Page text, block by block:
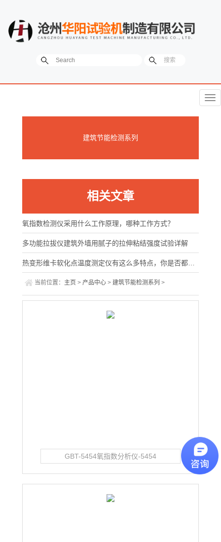
菜
建筑节能检测系列
相关文章
氧指数检测仪采用什么工作原理，哪种工作方式？
多功能拉拔仪建筑外墙用腻子的拉伸粘结强度试验详解
当前位置： 主页 > 产品中心 > 建筑节能检测系列 >
GBT-5454氧指数分析仪-5454